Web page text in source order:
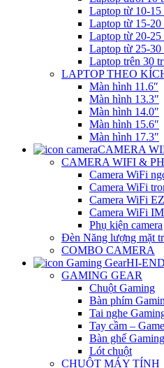
Laptop từ 10-15
Laptop từ 15-20
Laptop từ 20-25
Laptop từ 25-30
Laptop trên 30
LAPTOP THEO
Màn hình 11.6″
Màn hình 13.3″
Màn hình 14.0″
Màn hình 15.6″
Màn hình 17.3″
CAMERA
CAMERA WIFI &
Camera WiFi
Camera WiFi
Camera WiFi
Camera WiFi
Phụ kiện camera
Đèn Năng lượng mặt
COMBO CAMERA
HI-
GAMING GEAR
Chuột Gaming
Bàn phím
Tai nghe
Tay cầm –
Bàn ghế Gaming
Lót chuột
CHUỘT MÁY TÍNH